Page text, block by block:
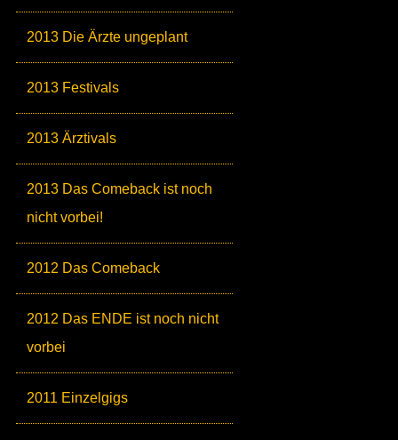
2013 Die Ärzte ungeplant
2013 Festivals
2013 Ärztivals
2013 Das Comeback ist noch
nicht vorbei!
2012 Das Comeback
2012 Das ENDE ist noch nicht
vorbei
2011 Einzelgigs